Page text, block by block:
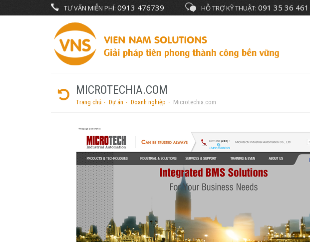
TƯ VẤN MIỄN PHÍ: 0913 476739 HỖ TRỢ KỸ THUẬT: 091 35 36 461
MICROTECHIA.COM
Trang chủ Dự án Doanh nghiệp Microtechia.com